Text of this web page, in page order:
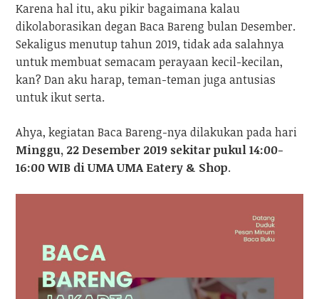
Karena hal itu, aku pikir bagaimana kalau
dikolaborasikan degan Baca Bareng bulan Desember.
Sekaligus menutup tahun 2019, tidak ada salahnya
untuk membuat semacam perayaan kecil-kecilan,
kan? Dan aku harap, teman-teman juga antusias
untuk ikut serta.
Ahya, kegiatan Baca Bareng-nya dilakukan pada hari
Minggu, 22 Desember 2019 sekitar pukul 14:00-
16:00 WIB di UMA UMA Eatery & Shop.